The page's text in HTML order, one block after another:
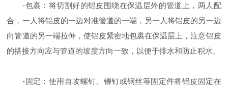
-包裹：将切割好的铝皮围绕在保温层外的管道上，两人配
合，一人将铝皮的一边对准管道的一端，另一人将铝皮的另一边
向管道的另一端拉伸，使铝皮紧密地包裹在保温层上，注意铝皮
的搭接方向应与管道的坡度方向一致，以便于排水和防止积水。
-固定：使用自攻螺钉、铆钉或钢丝等固定件将铝皮固定在